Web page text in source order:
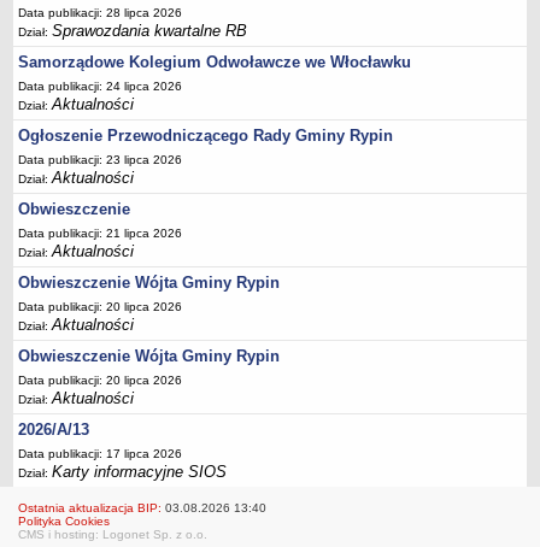
FINANSE GMINY
Budżet
Zmiany budżetu
Wieloletnia Prognoza Finansowa
Majątek gminy
Majątek jednostek organizacyjnych
Dług publiczny
Sprawozdania z wykonania budżetu
Sprawozdania kwartalne RB
Sprawozdania finansowe
Informacje z wykonania budżetu gminy (w tym ulgi, odroczenia)
Interpretacje indywidualne
SPRAWY DO ZAŁATWIENIA
BUDOWA PRZYDOMOWYCH OCZYSZCZALNI ŚCIEKÓW -
DOFINANSOWANIE
Preferencyjny zakup węgla
Wykaz spraw
Data publikacji: 28 lipca 2026
Dział:Sprawozdania kwartalne RB
Samorządowe Kolegium Odwoławcze we Włocławku
Data publikacji: 24 lipca 2026
Dział:Aktualności
Ogłoszenie Przewodniczącego Rady Gminy Rypin
Data publikacji: 23 lipca 2026
Dział:Aktualności
Obwieszczenie
Data publikacji: 21 lipca 2026
Dział:Aktualności
Obwieszczenie Wójta Gminy Rypin
Data publikacji: 20 lipca 2026
Dział:Aktualności
Obwieszczenie Wójta Gminy Rypin
Data publikacji: 20 lipca 2026
Dział:Aktualności
2026/A/13
Data publikacji: 17 lipca 2026
Dział:Karty informacyjne SIOS
Ostatnia aktualizacja BIP: 03.08.2026 13:40
Polityka Cookies
CMS i hosting: Logonet Sp. z o.o.